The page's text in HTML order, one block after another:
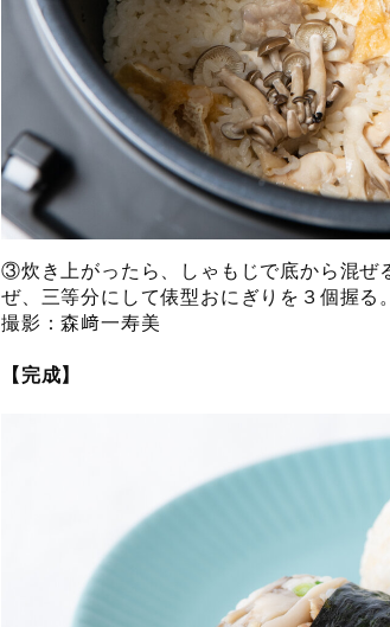
③炊き上がったら、しゃもじで底から混ぜ
ぜ、三等分にして俵型おにぎりを３個握る
撮影：森﨑一寿美
【完成】